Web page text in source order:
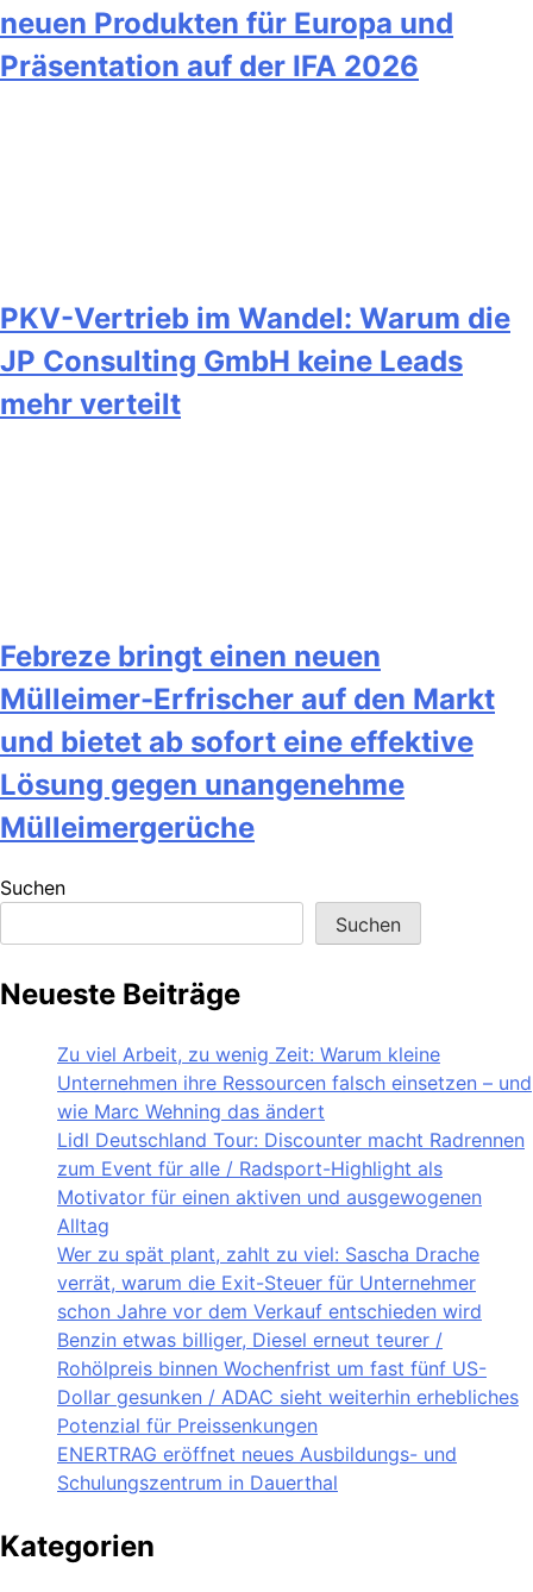
neuen Produkten für Europa und
Präsentation auf der IFA 2026
PKV-Vertrieb im Wandel: Warum die
JP Consulting GmbH keine Leads
mehr verteilt
Febreze bringt einen neuen
Mülleimer-Erfrischer auf den Markt
und bietet ab sofort eine effektive
Lösung gegen unangenehme
Mülleimergerüche
Suchen
Suchen
Neueste Beiträge
Zu viel Arbeit, zu wenig Zeit: Warum kleine
Unternehmen ihre Ressourcen falsch einsetzen – und
wie Marc Wehning das ändert
Lidl Deutschland Tour: Discounter macht Radrennen
zum Event für alle / Radsport-Highlight als
Motivator für einen aktiven und ausgewogenen
Alltag
Wer zu spät plant, zahlt zu viel: Sascha Drache
verrät, warum die Exit-Steuer für Unternehmer
schon Jahre vor dem Verkauf entschieden wird
Benzin etwas billiger, Diesel erneut teurer /
Rohölpreis binnen Wochenfrist um fast fünf US-
Dollar gesunken / ADAC sieht weiterhin erhebliches
Potenzial für Preissenkungen
ENERTRAG eröffnet neues Ausbildungs- und
Schulungszentrum in Dauerthal
Kategorien